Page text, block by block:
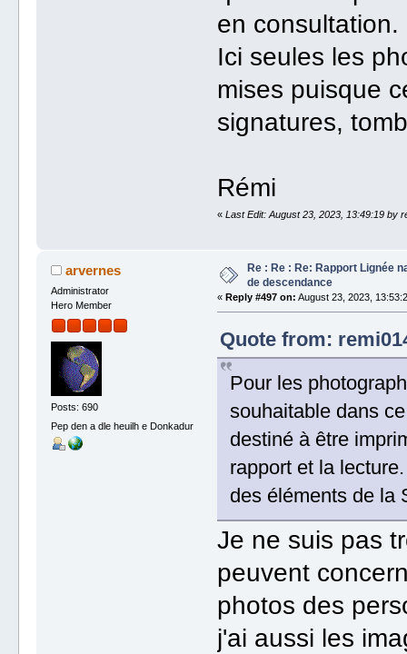
en consultation.
Ici seules les
mises puisque
signatures,
Rémi
«Last Edit: August 23, 2023, 13:49:19 by
arvernes
Administrator
Hero Member
Posts: 690
Pep den a dle heuilh e Donkadur
Re : Re : Re: Rapport Lignée
de descendance
« Reply #497 on: August 23, 2023,
Quote from:
Pour les
souhaitable dans
destiné à être
rapport et la
des éléments de la
Je ne suis pas
peuvent
photos des
j'ai aussi les